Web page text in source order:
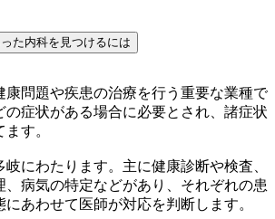
た内科を見つけるには
康問題や疾患の治療を行う重要な業種で
の症状がある場合に必要とされ、諸症状
す。
にわたります。主に健康診断や検査、
、病気の特定などがあり、それぞれの患
あわせて医師が対応を判断します。